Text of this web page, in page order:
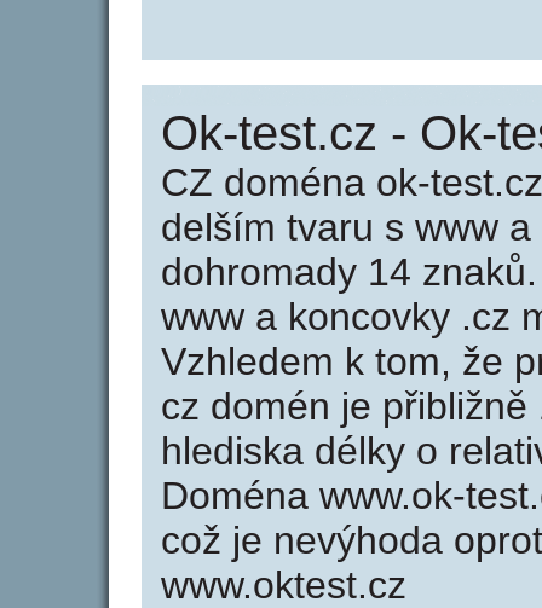
Ok-test.cz - Ok-
CZ doména ok-
delším tvaru s www
dohromady 14
www a koncovky .cz
Vzhledem k tom, že
cz domén je
hlediska délky o
Doména www.ok-
což je nevýhoda
www.oktest.cz